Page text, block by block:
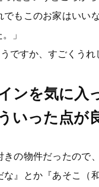
でもこのお家はいい
」
ですか、すごくう
ンを気に入
いった点が
きの物件だったので
な』とか『あそこ（